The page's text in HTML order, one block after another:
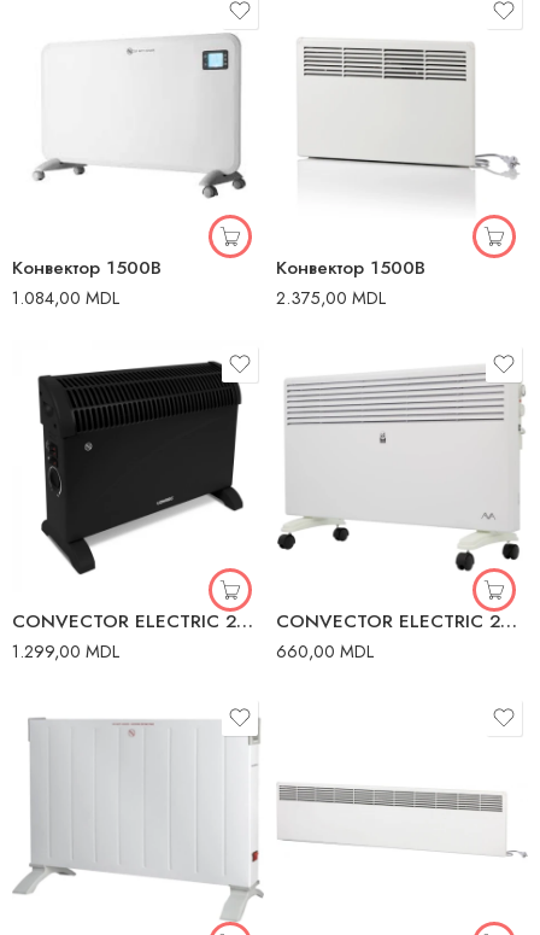
Конвектор 1500В
1.084,00 MDL
Конвектор 1500В
2.375,00 MDL
CONVECTOR ELECTRIC 2000W 220V NEGRU LUND
1.299,00 MDL
CONVECTOR ELECTRIC 2000W FORTE
660,00 MDL